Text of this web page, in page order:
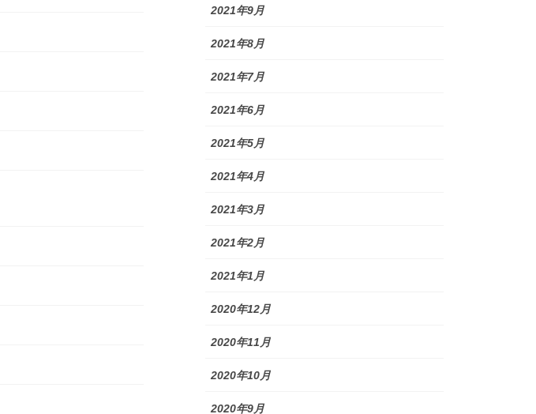
2021年9月
2021年8月
2021年7月
2021年6月
2021年5月
2021年4月
2021年3月
2021年2月
2021年1月
2020年12月
2020年11月
2020年10月
2020年9月